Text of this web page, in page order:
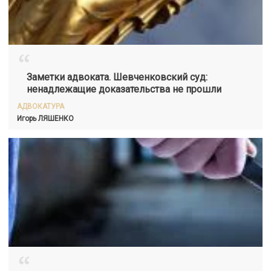
“Заметки адвоката. Шевченковский суд:
ненадлежащие доказательства не прошли
АДВОКАТУРА
ИгорьЛЯШЕНКО